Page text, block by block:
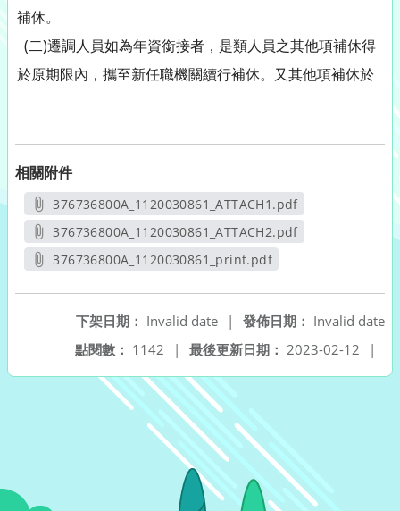
補休。
(二)遷調人員如為年資銜接者，是類人員之其他項補休得
於原期限內，攜至新任職機關續行補休。又其他項補休於
相關附件
376736800A_1120030861_ATTACH1.pdf
另開新視窗
376736800A_1120030861_ATTACH2.pdf
另開新視窗
376736800A_1120030861_print.pdf
發佈日期： Invalid date
下架日期： Invalid date
|
最後更新日期： 2023-02-12 |
點閱數： 1142 |